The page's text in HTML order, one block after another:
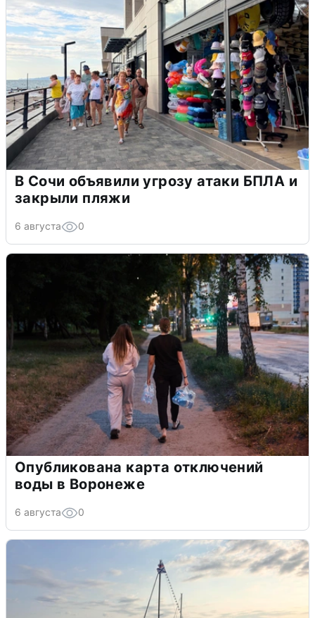
В Сочи объявили угрозу атаки БПЛА и
закрыли пляжи
6 августа 0
Опубликована карта отключений
воды в Воронеже
6 августа 0